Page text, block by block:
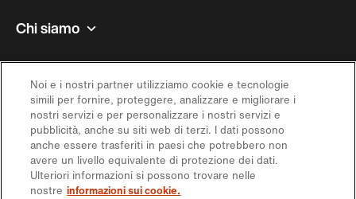
Chi siamo
Ispirazione
Offerta
Noi e i nostri partner utilizziamo cookie e tecnologie
simili per fornire, proteggere, analizzare e migliorare i
nostri servizi e per personalizzare i nostri servizi e
pubblicità, anche su siti web di terzi. I dati possono
anche essere trasferiti in paesi che potrebbero non
avere un livello equivalente di protezione dei dati.
Ulteriori informazioni si possono trovare nelle
nostre informazioni sui cookie.